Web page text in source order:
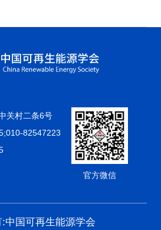
关村二条6号
82547223
官方微信
中国可再生能源学会